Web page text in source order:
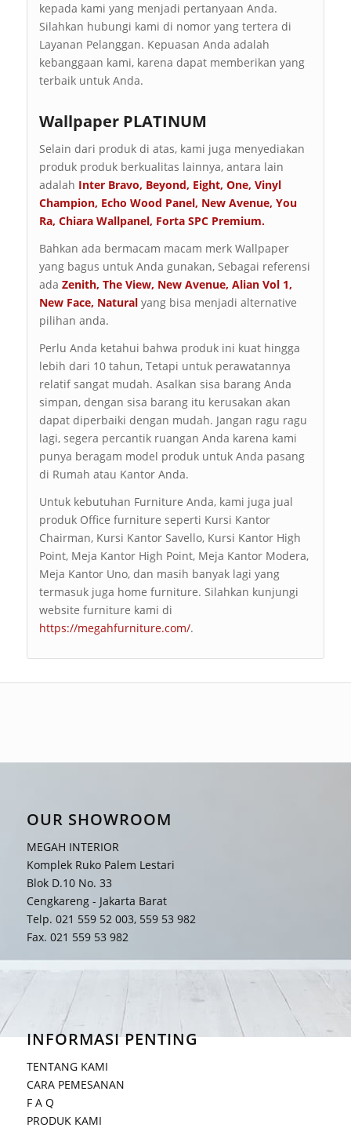
kepada kami yang menjadi pertanyaan Anda.
Silahkan hubungi kami di nomor yang tertera di
Layanan Pelanggan. Kepuasan Anda adalah
kebanggaan kami, karena dapat memberikan yang
terbaik untuk Anda.
Wallpaper PLATINUM
Selain dari produk di atas, kami juga menyediakan
produk produk berkualitas lainnya, antara lain
adalah Inter Bravo, Beyond, Eight, One, Vinyl
Champion, Echo Wood Panel, New Avenue, You
Ra, Chiara Wallpanel, Forta SPC Premium.
Bahkan ada bermacam macam merk Wallpaper
yang bagus untuk Anda gunakan, Sebagai referensi
ada Zenith, The View, New Avenue, Alian Vol 1,
New Face, Natural yang bisa menjadi alternative
pilihan anda.
Perlu Anda ketahui bahwa produk ini kuat hingga
lebih dari 10 tahun, Tetapi untuk perawatannya
relatif sangat mudah. Asalkan sisa barang Anda
simpan, dengan sisa barang itu kerusakan akan
dapat diperbaiki dengan mudah. Jangan ragu ragu
lagi, segera percantik ruangan Anda karena kami
punya beragam model produk untuk Anda pasang
di Rumah atau Kantor Anda.
Untuk kebutuhan Furniture Anda, kami juga jual
produk Office furniture seperti Kursi Kantor
Chairman, Kursi Kantor Savello, Kursi Kantor High
Point, Meja Kantor High Point, Meja Kantor Modera,
Meja Kantor Uno, dan masih banyak lagi yang
termasuk juga home furniture. Silahkan kunjungi
website furniture kami di
https://megahfurniture.com/.
OUR SHOWROOM
MEGAH INTERIOR
Komplek Ruko Palem Lestari
Blok D.10 No. 33
Cengkareng - Jakarta Barat
Telp. 021 559 52 003, 559 53 982
Fax. 021 559 53 982
INFORMASI PENTING
TENTANG KAMI
CARA PEMESANAN
F A Q
PRODUK KAMI